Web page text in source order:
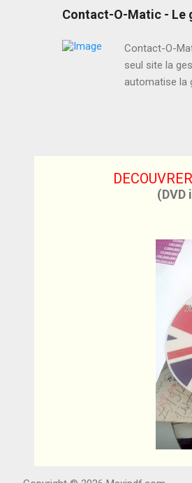
"EL" est
langue
Des
permet
Contact-O-Matic - Le
Contact-O-
seul site la
automatise la